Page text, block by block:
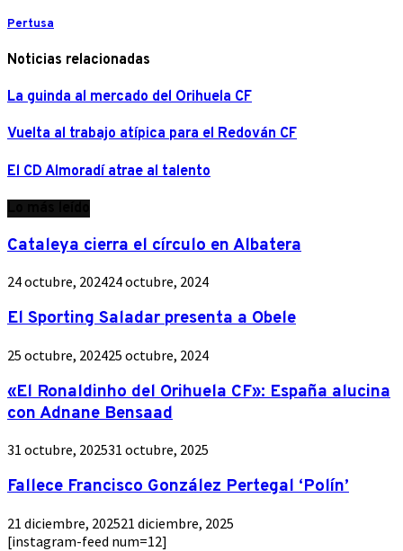
Pertusa
Noticias relacionadas
La guinda al mercado del Orihuela CF
Vuelta al trabajo atípica para el Redován CF
El CD Almoradí atrae al talento
Cataleya cierra el círculo en Albatera
24 octubre, 202424 octubre, 2024
El Sporting Saladar presenta a Obele
25 octubre, 202425 octubre, 2024
«El Ronaldinho del Orihuela CF»: España alucina
con Adnane Bensaad
31 octubre, 202531 octubre, 2025
Fallece Francisco González Pertegal ‘Polín’
21 diciembre, 202521 diciembre, 2025
[instagram-feed num=12]